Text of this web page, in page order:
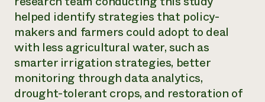
Internship Hub
Buscar prácticas
Contratar a un becario
helped identify strategies that policy-
makers and farmers could adopt to deal
with less agricultural water, such as
smarter irrigation strategies, better
monitoring through data analytics,
drought-tolerant crops, and restoration of